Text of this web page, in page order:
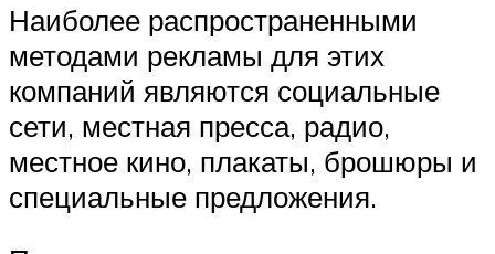
Наиболее распространенными
методами рекламы для этих
компаний являются социальные
сети, местная пресса, радио,
местное кино, плакаты, брошюры и
специальные предложения.